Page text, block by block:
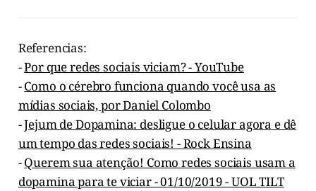
Referencias:
-Por que redes sociais viciam? - YouTube
-Como o cérebro funciona quando você usa as
mídias sociais, por Daniel Colombo
-Jejum de Dopamina: desligue o celular agora e dê
um tempo das redes sociais! - Rock Ensina
-Querem sua atenção! Como redes sociais usam a
dopamina para te viciar - 01/10/2019 - UOL TILT